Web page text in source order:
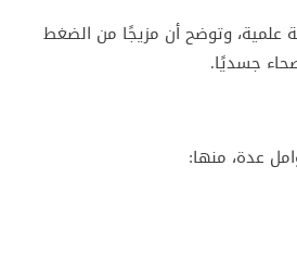
علمية، وتوضح أن مزيجًا من الضغط
جسديًا.
عدة، منها: